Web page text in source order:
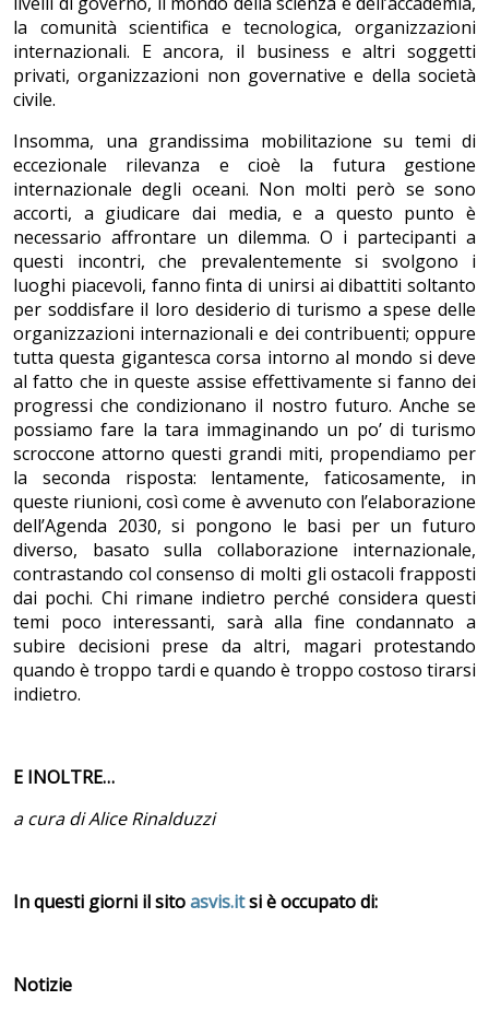
la comunità scientifica e tecnologica, organizzazioni
internazionali. E ancora, il business e altri soggetti
privati, organizzazioni non governative e della società
civile.
Insomma, una grandissima mobilitazione su temi di
eccezionale rilevanza e cioè la futura gestione
internazionale degli oceani. Non molti però se sono
accorti, a giudicare dai media, e a questo punto è
necessario affrontare un dilemma. O i partecipanti a
questi incontri, che prevalentemente si svolgono i
luoghi piacevoli, fanno finta di unirsi ai dibattiti soltanto
per soddisfare il loro desiderio di turismo a spese delle
organizzazioni internazionali e dei contribuenti; oppure
tutta questa gigantesca corsa intorno al mondo si deve
al fatto che in queste assise effettivamente si fanno dei
progressi che condizionano il nostro futuro. Anche se
possiamo fare la tara immaginando un po’ di turismo
scroccone attorno questi grandi miti, propendiamo per
la seconda risposta: lentamente, faticosamente, in
queste riunioni, così come è avvenuto con l’elaborazione
dell’Agenda 2030, si pongono le basi per un futuro
diverso, basato sulla collaborazione internazionale,
contrastando col consenso di molti gli ostacoli frapposti
dai pochi. Chi rimane indietro perché considera questi
temi poco interessanti, sarà alla fine condannato a
subire decisioni prese da altri, magari protestando
quando è troppo tardi e quando è troppo costoso tirarsi
indietro.
E INOLTRE…
a cura di Alice Rinalduzzi
In questi giorni il sitoasvis.itsi è occupato di:
Notizie